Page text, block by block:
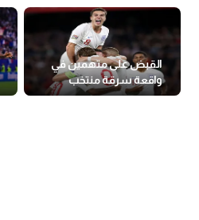
القبض على متهمين في
واقعة سرقة منتخب
إنجلترا